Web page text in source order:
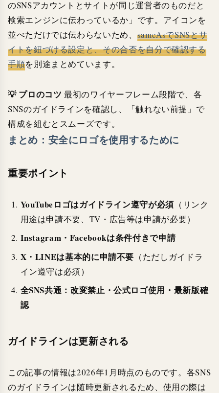
のSNSアカウントとサイトが同じ運営者のものだと
検索エンジンに伝わっているか」です。アイコンを
並べただけでは伝わらないため、 sameAsでSNSとサ
イトを紐づける設定と、その合否を自分で確認する
手順を別途まとめています。
💡 プロのコツ 最初のワイヤーフレーム段階で、各
SNSのガイドラインを確認し、「触れない前提」で
構成を組むとスムーズです。
まとめ：安全にロゴを使用するために
重要ポイント
YouTubeロゴはガイドライン遵守が必須 （リンク
用途は申請不要、TV・広告等は申請が必要）
Instagram・Facebookは条件付きで申請
X・LINEは基本的に申請不要 （ただしガイドラ
イン遵守は必須）
全SNS共通：改変禁止・公式ロゴ使用・最新版確
認
ガイドラインは更新される
この記事の情報は2026年1月時点のものです。各SNS
のガイドラインは随時更新されるため、使用の際は